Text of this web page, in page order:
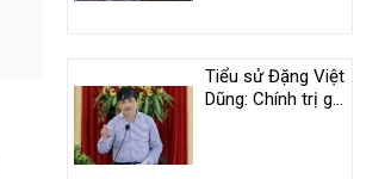
Tiểu sử Đặng Việt
Dũng: Chính trị gia